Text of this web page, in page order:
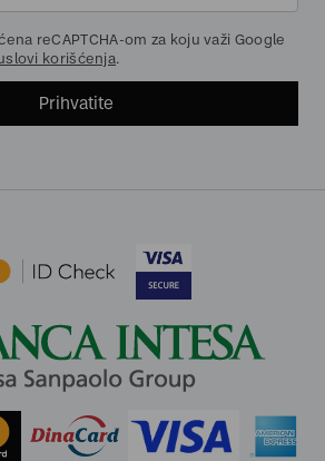
reCAPTCHA-om za koju važi Google
korišćenja.
Prihvatite